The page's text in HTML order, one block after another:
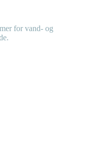
for vand- og